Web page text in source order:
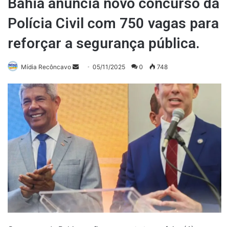
Bahia anuncia novo concurso da
Polícia Civil com 750 vagas para
reforçar a segurança pública.
Mídia Recôncavo
Mande05/11/2025 0 748